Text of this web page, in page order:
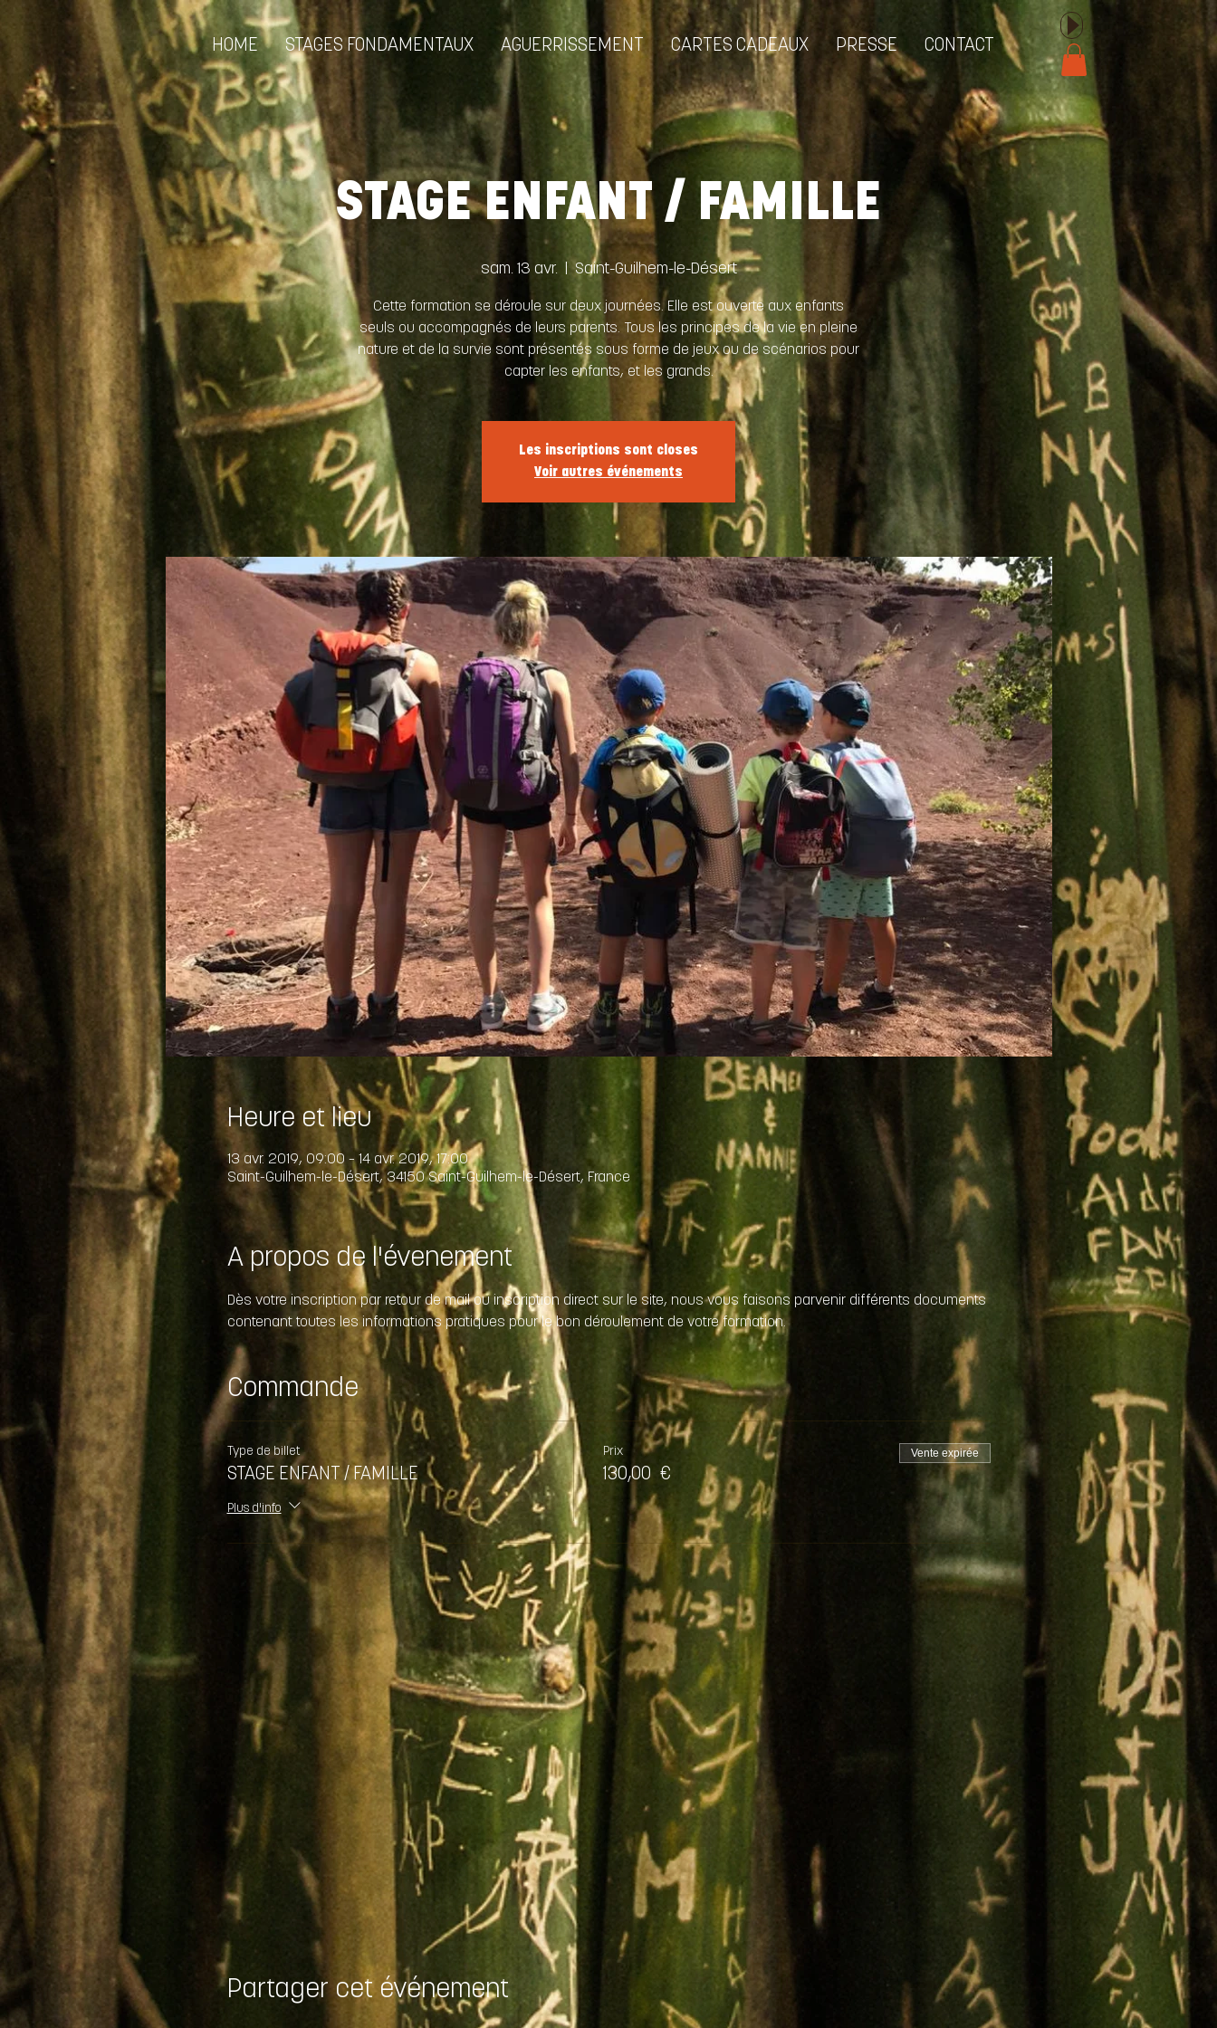
HOME STAGES FONDAMENTAUX AGUERRISSEMENT CARTES CADEAUX PRESSE CONTACT
STAGE ENFANT / FAMILLE
sam. 13 avr.
  |
Saint-Guilhem-le-Désert
Cette formation se déroule sur deux journées. Elle est ouverte aux enfants
seuls ou accompagnés de leurs parents. Tous les principes de la vie en pleine
nature et de la survie sont présentés sous forme de jeux ou de scénarios pour
capter les enfants, et les grands.
Les inscriptions sont closes
Voir autres événements
Heure et lieu
13 avr. 2019, 09:00 – 14 avr. 2019, 17:00
Saint-Guilhem-le-Désert, 34150 Saint-Guilhem-le-Désert, France
A propos de l'évenement
Dès votre inscription par retour de mail ou inscription direct sur le site, nous vous faisons parvenir différents documents
contenant toutes les informations pratiques pour le bon déroulement de votre formation.
Commande
Type de billet
STAGE ENFANT / FAMILLE
Plus d'info
Prix
130,00 €
Vente expirée
Partager cet événement